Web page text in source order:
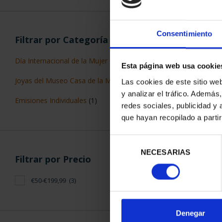
Consentimiento
Esta página web usa
Las cookies de este sitio
y analizar el tráfico.
redes sociales, publicidad y
que hayan recopilado a
consentimiento
NECESARIAS
Denegar
Filtrar por Categoría
Día Internacional de la Mujer
Joyas del Museo Casa de la Moneda (2)
Emisiones Individuales (1)
Filtrar por Precio
€50-€199,99 (3)
MARIA
ORDENAR POR: